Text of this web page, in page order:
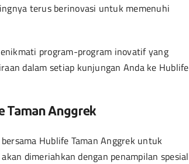
terus berinovasi untuk memenuhi
program-program inovatif yang
dalam setiap kunjungan Anda ke Hublife
Taman Anggrek
Hublife Taman Anggrek untuk
dimeriahkan dengan penampilan spesial